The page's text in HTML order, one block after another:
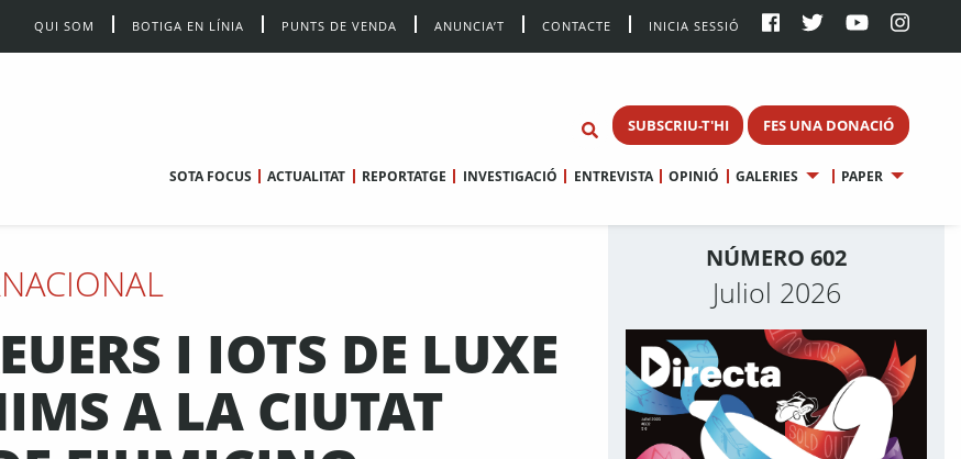
QUI SOM BOTIGA EN LÍNIA PUNTS DE VENDA ANUNCIA’T CONTACTE INICIA SESSIÓ
SUBSCRIU-T'HI FES UNA DONACIÓ
SOTA FOCUS ACTUALITAT REPORTATGE INVESTIGACIÓ ENTREVISTA OPINIÓ GALERIES PAPER
I IOTS DE LUXE
A LA CIUTAT
NÚMERO 602
Juliol 2026